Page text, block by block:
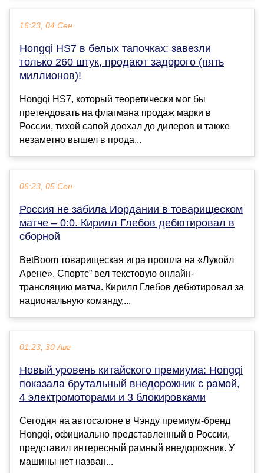
16:23, 04 Сен
Hongqi HS7 в белых тапочках: завезли
только 260 штук, продают задорого (пять
миллионов)!
Hongqi HS7, который теоретически мог бы
претендовать на флагмана продаж марки в
России, тихой сапой доехал до дилеров и также
незаметно вышел в прода...
06:23, 05 Сен
Россия не забила Иордании в товарищеском
матче – 0:0. Кирилл Глебов дебютировал в
сборной
BetBoom товарищеская игра прошла на «Лукойл
Арене». Спортс” вел текстовую онлайн-
трансляцию матча. Кирилл Глебов дебютировал за
национальную команду,...
01:23, 30 Авг
Новый уровень китайского премиума: Hongqi
показала брутальный внедорожник с рамой,
4 электромоторами и 3 блокировками
Сегодня на автосалоне в Чэнду премиум-бренд
Hongqi, официально представленный в России,
представил интересный рамный внедорожник. У
машины нет назван...